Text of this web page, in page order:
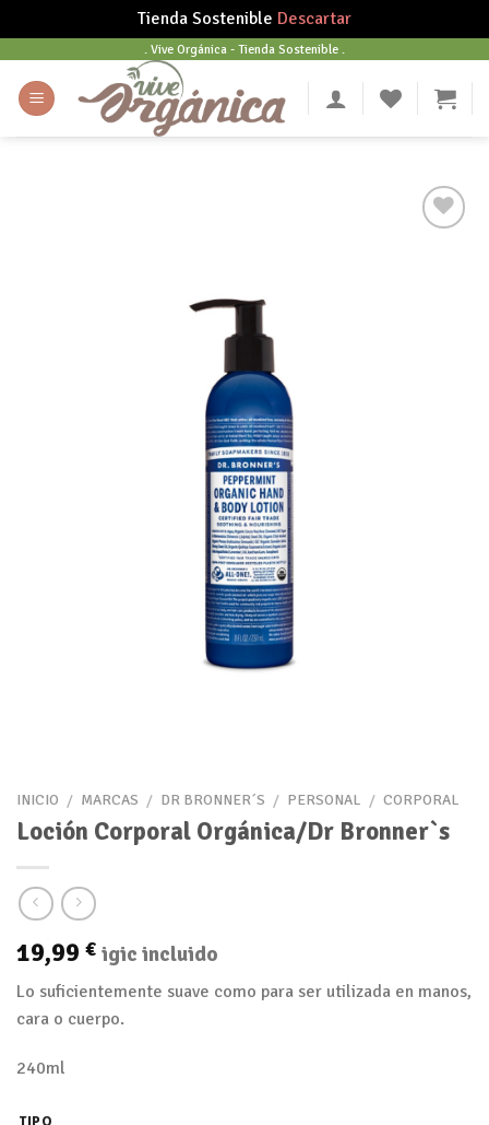
Tienda Sostenible Descartar
content
. Vive Orgánica - Tienda Sostenible .
INICIO / MARCAS / DR BRONNER´S / PERSONAL / CORPORAL
Loción Corporal Orgánica/Dr Bronner`s
19,99 € igic incluido
Lo suficientemente suave como para ser utilizada en manos,
cara o cuerpo.
240ml